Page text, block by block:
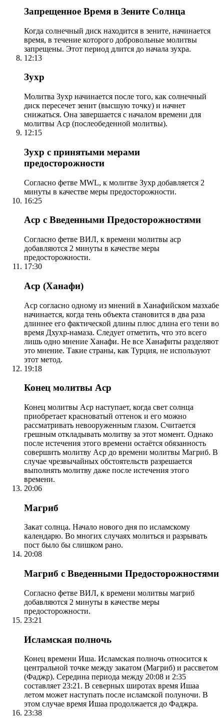
Запрещенное Время в Зените Солнца
Когда солнечный диск находится в зените, начинается
время, в течение которого добровольные молитвы
запрещены. Этот период длится до начала зухра.
12:13
Зухр
Молитва Зухр начинается после того, как солнечный
диск пересечет зенит (высшую точку) и начнет
снижаться. Она завершается с началом времени для
молитвы Аср (послеобеденной молитвы).
12:15
Зухр с принятыми мерами
предосторожности
Согласно фетве MWL, к молитве Зухр добавляется 2
минуты в качестве меры предосторожности.
16:25
Аср с Введенными Предосторожностями
Согласно фетве ВИЛ, к времени молитвы аср
добавляются 2 минуты в качестве меры
предосторожности.
17:30
Аср (Ханафи)
Аср согласно одному из мнений в Ханафийском мазхабе
начинается, когда тень объекта становится в два раза
длиннее его фактической длины плюс длина его тени во
время Дхухр-намаза. Следует отметить, что это всего
лишь одно мнение Ханафи. Не все Ханафиты разделяют
это мнение. Такие страны, как Турция, не используют
этот метод.
19:18
Конец молитвы Аср
Конец молитвы Аср наступает, когда свет солнца
приобретает красноватый оттенок и его можно
рассматривать невооруженным глазом. Считается
грешным откладывать молитву за этот момент. Однако
после истечения этого времени остаётся обязанность
совершить молитву Аср до времени молитвы Магриб. В
случае чрезвычайных обстоятельств разрешается
выполнять молитву даже после истечения этого
времени.
20:06
Магриб
Закат солнца. Начало нового дня по исламскому
календарю. Во многих случаях молиться и разрывать
пост было бы слишком рано.
20:08
Магриб с Введенными Предосторожностями
Согласно фетве ВИЛ, к времени молитвы магриб
добавляются 2 минуты в качестве меры
предосторожности.
23:21
Исламская полночь
Конец времени Иша. Исламская полночь относится к
центральной точке между закатом (Магриб) и рассветом
(Фаджр). Середина периода между 20:08 и 2:35
составляет 23:21. В северных широтах время Ишаа
летом может наступать после исламской полуночи. В
этом случае время Ишаа продолжается до Фаджра.
23:38